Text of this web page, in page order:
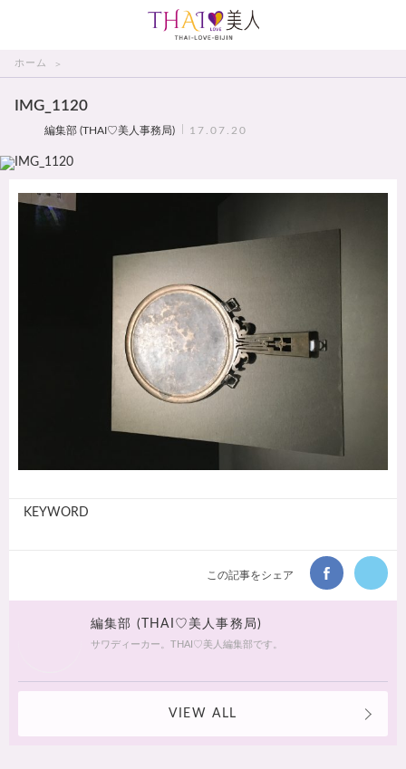
ホーム
IMG_1120
編集部 (THAI♡美人事務局) 17.07.20
KEYWORD
この記事をシェア
編集部 (THAI♡美人事務局)
サワディーカー。THAI♡美人編集部です。
VIEW ALL